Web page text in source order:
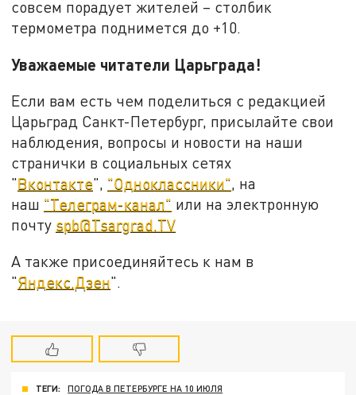
совсем порадует жителей – столбик
термометра поднимется до +10.
Уважаемые читатели Царьграда!
Если вам есть чем поделиться с редакцией
Царьград Санкт-Петербург, присылайте свои
наблюдения, вопросы и новости на наши
странички в социальных сетях
"Вконтакте", "Одноклассники", на
наш "Телеграм-канал" или на электронную
почту spb@Tsargrad.TV
А также присоединяйтесь к нам в
"Яндекс.Дзен".
ТЕГИ: ПОГОДА В ПЕТЕРБУРГЕ НА 10 ИЮЛЯ